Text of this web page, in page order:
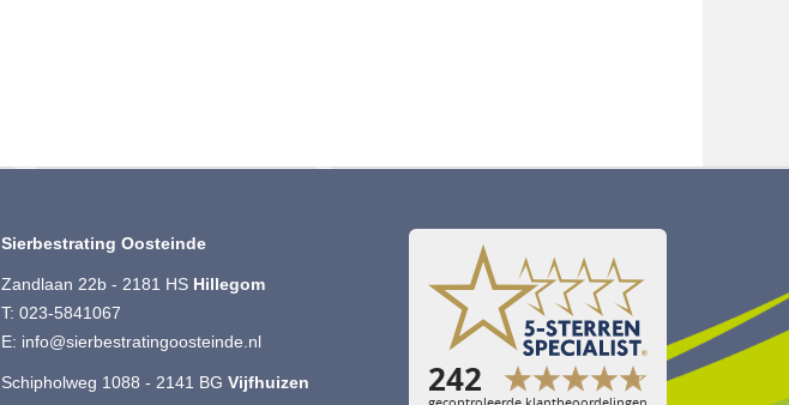
Sierbestrating Oosteinde
Zandlaan 22b - 2181 HS Hillegom
T: 023-5841067
E: info@sierbestratingoosteinde.nl
Schipholweg 1088 - 2141 BG Vijfhuizen